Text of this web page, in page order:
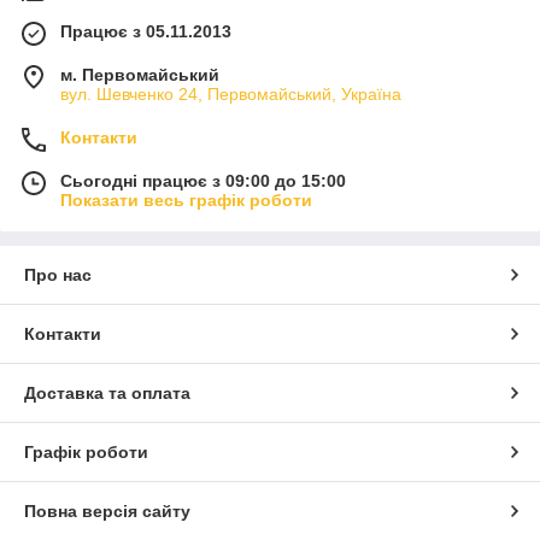
Працює з 05.11.2013
м. Первомайський
вул. Шевченко 24, Первомайський, Україна
Контакти
Сьогодні працює з 09:00 до 15:00
Показати весь графік роботи
Про нас
Контакти
Доставка та оплата
Графік роботи
Повна версія сайту